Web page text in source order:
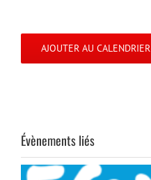
AJOUTER AU CALENDRIER
Évènements liés